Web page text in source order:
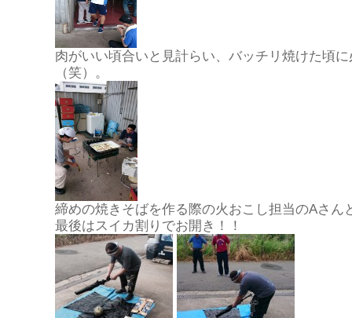
肉がいい頃合いと見計らい、バッチリ焼けた頃
（笑）。
締めの焼きそばを作る際の火おこし担当のAさん
最後はスイカ割りでお開き！！